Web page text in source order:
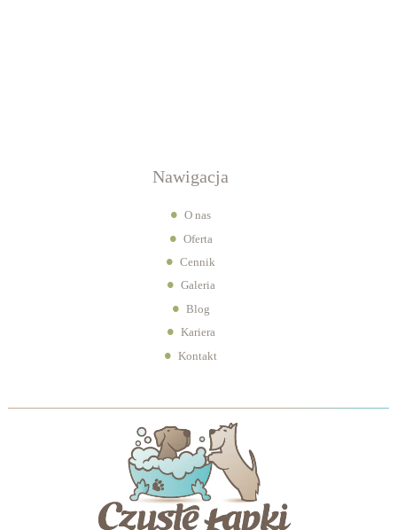
Nawigacja
O nas
Oferta
Cennik
Galeria
Blog
Kariera
Kontakt